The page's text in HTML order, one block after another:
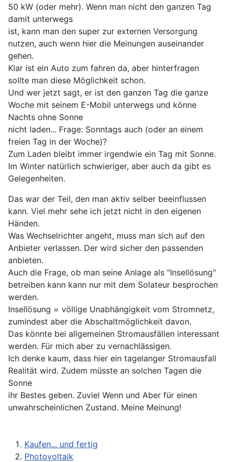
50 kW (oder mehr). Wenn man nicht den ganzen Tag
damit unterwegs
ist, kann man den super zur externen Versorgung
nutzen, auch wenn hier die Meinungen auseinander
gehen.
Klar ist ein Auto zum fahren da, aber hinterfragen
sollte man diese Möglichkeit schon.
Und wer jetzt sagt, er ist den ganzen Tag die ganze
Woche mit seinem E-Mobil unterwegs und könne
Nachts ohne Sonne
nicht laden... Frage: Sonntags auch (oder an einem
freien Tag in der Woche)?
Zum Laden bleibt immer irgendwie ein Tag mit Sonne.
Im Winter natürlich schwieriger, aber auch da gibt es
Gelegenheiten.
Das war der Teil, den man aktiv selber beeinflussen
kann. Viel mehr sehe ich jetzt nicht in den eigenen
Händen.
Was Wechselrichter angeht, muss man sich auf den
Anbieter verlassen. Der wird sicher den passenden
anbieten.
Auch die Frage, ob man seine Anlage als "Insellösung"
betreiben kann kann nur mit dem Solateur besprochen
werden.
Insellösung = völlige Unabhängigkeit vom Stromnetz,
zumindest aber die Abschaltmöglichkeit davon.
Das könnte bei allgemeinen Stromausfällen interessant
werden. Für mich aber zu vernachlässigen.
Ich denke kaum, dass hier ein tagelanger Stromausfall
Realität wird. Zudem müsste an solchen Tagen die
Sonne
ihr Bestes geben. Zuviel Wenn und Aber für einen
unwahrscheinlichen Zustand. Meine Meinung!
Kaufen... und fertig
Photovoltaik